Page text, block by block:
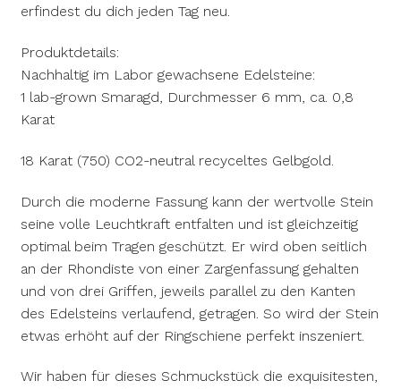
erfindest du dich jeden Tag neu.
Produktdetails:
Nachhaltig im Labor gewachsene Edelsteine:
1 lab-grown Smaragd, Durchmesser 6 mm, ca. 0,8
Karat
18 Karat (750) CO2-neutral recyceltes Gelbgold.
Durch die moderne Fassung kann der wertvolle Stein
seine volle Leuchtkraft entfalten und ist gleichzeitig
optimal beim Tragen geschützt. Er wird oben seitlich
an der Rhondiste von einer Zargenfassung gehalten
und von drei Griffen, jeweils parallel zu den Kanten
des Edelsteins verlaufend, getragen. So wird der Stein
etwas erhöht auf der Ringschiene perfekt inszeniert.
Wir haben für dieses Schmuckstück die exquisitesten,